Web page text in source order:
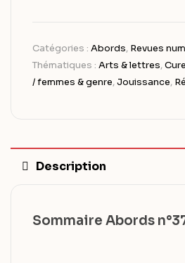
Catégories : Abords, Revues
Thématiques : Arts & lettres,
/ femmes & genre,Jouissance,
Description
Sommaire Abords